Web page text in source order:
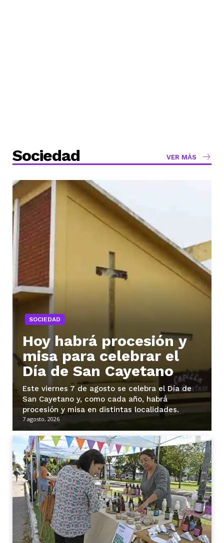
Sociedad VER MÁS
SOCIEDAD
Hoy habrá procesión y
misa para celebrar el
Día de San Cayetano
Este viernes 7 de agosto se celebra el Día de
San Cayetano y, como cada año, habrá
procesión y misa en distintas localidades.
7 agosto, 2026